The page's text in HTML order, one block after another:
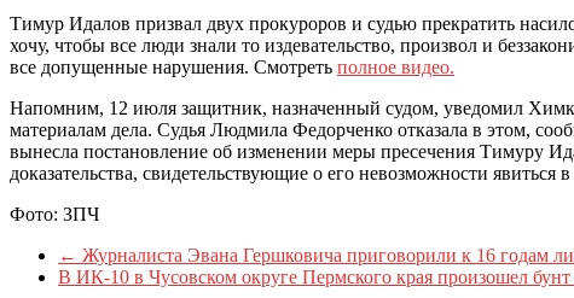
Тимур Идалов призвал двух прокуроров и судью прекратить
хочу, чтобы все люди знали то издевательство, произвол и
все допущенные нарушения. Смотреть полное видео.
Напомним, 12 июля защитник, назначенный судом, уведомил
материалам дела. Судья Людмила Федорченко отказала в этом,
вынесла постановление об изменении меры пресечения Тимуру
доказательства, свидетельствующие о его невозможности явиться в
Фото: ЗПЧ
← Журналиста Эвана Гершковича приговорили к 16 годам
В ИК-10 в Чусовском округе Пермского края произошел